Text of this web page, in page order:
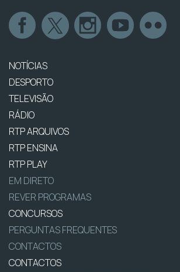
NOTÍCIAS
DESPORTO
TELEVISÃO
RÁDIO
RTP ARQUIVOS
RTP ENSINA
RTP PLAY
EM DIRETO
REVER PROGRAMAS
CONCURSOS
PERGUNTAS FREQUENTES
CONTACTOS
CONTACTOS